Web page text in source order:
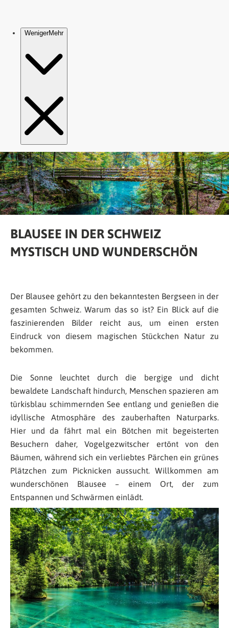
BLAUSEE IN DER SCHWEIZ
MYSTISCH UND WUNDERSCHÖN
Der Blausee gehört zu den bekanntesten Bergseen in der
gesamten Schweiz. Warum das so ist? Ein Blick auf die
faszinierenden Bilder reicht aus, um einen ersten
Eindruck von diesem magischen Stückchen Natur zu
bekommen.
Die Sonne leuchtet durch die bergige und dicht
bewaldete Landschaft hindurch, Menschen spazieren am
türkisblau schimmernden See entlang und genießen die
idyllische Atmosphäre des zauberhaften Naturparks.
Hier und da fährt mal ein Bötchen mit begeisterten
Besuchern daher, Vogelgezwitscher ertönt von den
Bäumen, während sich ein verliebtes Pärchen ein grünes
Plätzchen zum Picknicken aussucht. Willkommen am
wunderschönen Blausee – einem Ort, der zum
Entspannen und Schwärmen einlädt.